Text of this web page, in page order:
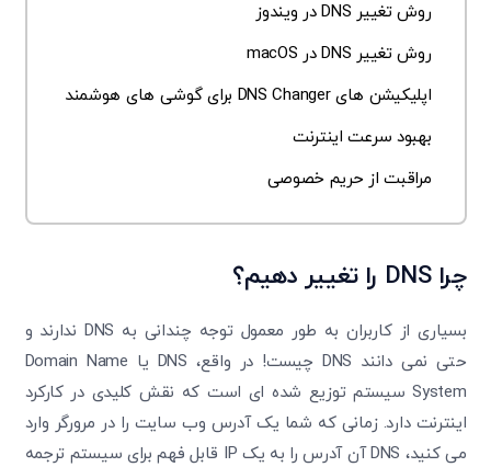
روش تغییر DNS در ویندوز
روش تغییر DNS در macOS
اپلیکیشن‌ های DNS Changer برای گوشی‌ های هوشمند
بهبود سرعت اینترنت
مراقبت از حریم خصوصی
چراDNS را تغییر دهیم؟
بسیاری از کاربران به طور معمول توجه چندانی به DNS ندارند و
حتی نمی ‌دانند DNS چیست! در واقع، DNS یا Domain Name
System سیستم توزیع ‌شده‌ ای است که نقش کلیدی در کارکرد
اینترنت دارد. زمانی که شما یک آدرس وب‌ سایت را در مرورگر وارد
می‌ کنید، DNS آن آدرس را به یک IP قابل فهم برای سیستم ترجمه